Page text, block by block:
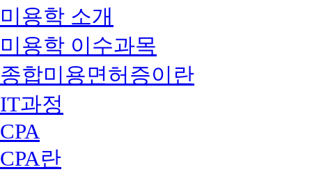
미용학 소개
미용학 이수과목
종합미용면허증이란
IT과정
CPA
CPA란